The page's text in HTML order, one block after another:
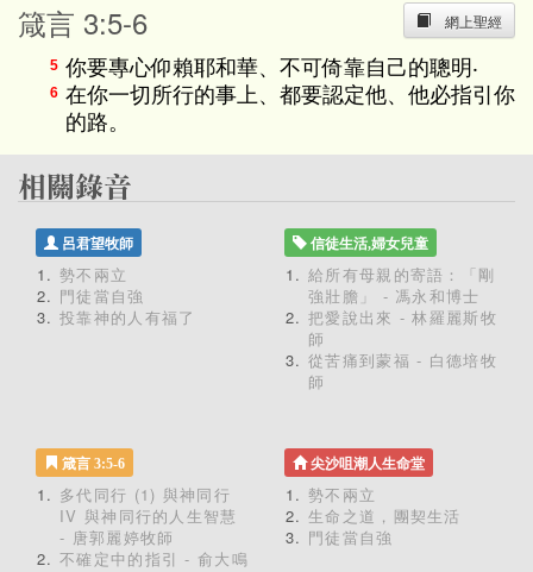
網上聖經
箴言 3:5-6
5 你要專心仰賴耶和華、不可倚靠自己的聰明‧
6 在你一切所行的事上、都要認定他、他必指引你
的路。
呂君望牧師
勢不兩立
門徒當自強
投靠神的人有福了
信徒生活,婦女兒童
給所有母親的寄語：「剛
強壯膽」 - 馮永和博士
把愛說出來 - 林羅麗斯牧
師
從苦痛到蒙福 - 白德培牧
師
箴言 3:5-6
多代同行 (1) 與神同行
IV 與神同行的人生智慧
- 唐郭麗婷牧師
不確定中的指引 - 俞大鳴
尖沙咀潮人生命堂
勢不兩立
生命之道，團契生活
門徒當自強